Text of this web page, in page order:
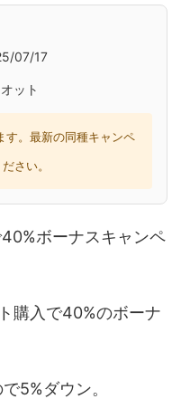
07/17
ット
。最新の同種キャンペ
さい。
ボーナスキャンペ
購入で40%のボーナ
5%ダウン。